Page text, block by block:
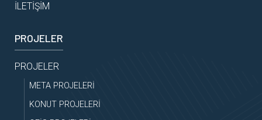
İLETİŞİM
PROJELER
PROJELER
META PROJELERİ
KONUT PROJELERİ